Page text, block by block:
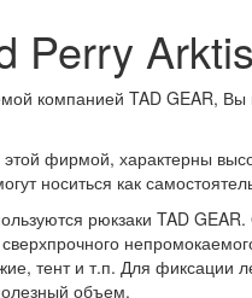
Perry
компанией TAD GEAR,
фирмой, характерны
носиться как
рюкзаки TAD
сверхпрочного
тент и т.п. Для
объем.